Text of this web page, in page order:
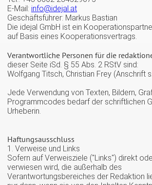
E-Mail: info@idejal.at
Geschäftsführer: Markus Bastian
Die idejal GmbH ist ein
auf Basis eines Kooperationsvertrags.
Verantwortliche Personen für die
dieser Seite iSd. § 55 Abs. 2 RStV sind:
Wolfgang Titsch, Christian Frey (Anschrift
Jede Verwendung von Texten, Bildern,
Programmcodes bedarf der schriftlichen
Urheberin.
Haftungsausschluss
1. Verweise und Links
Sofern auf Verweisziele ("Links") direkt
verwiesen wird, die außerhalb des
Verantwortungsbereiches der Redaktion